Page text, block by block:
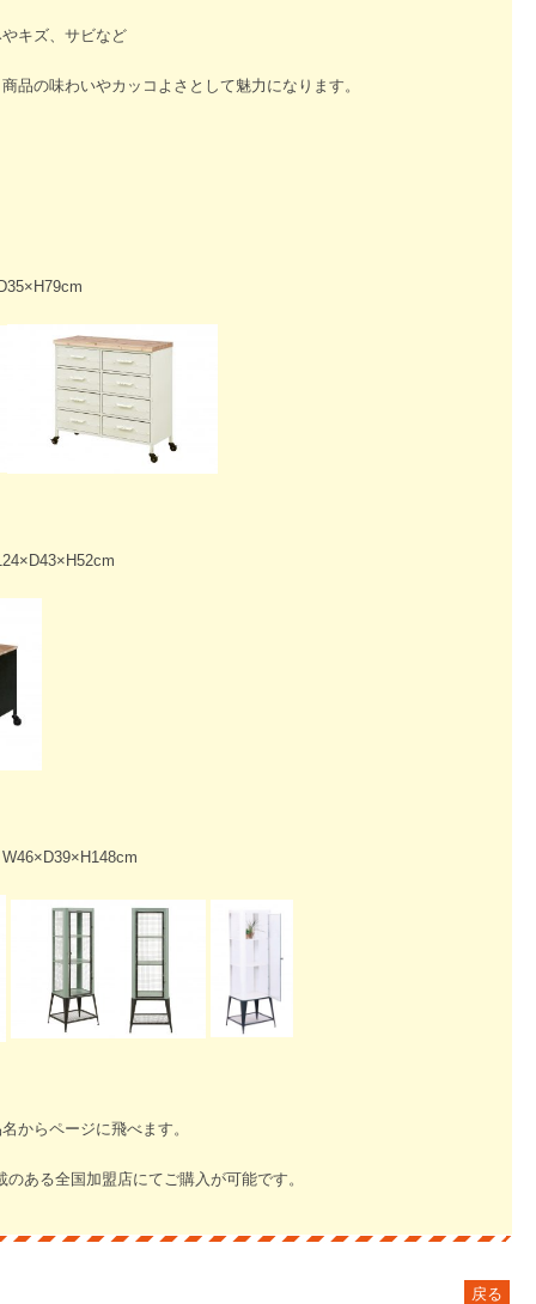
キズ、サビなど
品の味わいやカッコよさとして魅力になります。
からページに飛べます。
ある全国加盟店にてご購入が可能です。
戻る